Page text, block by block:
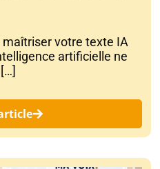
maîtriser votre texte IA
artificielle ne